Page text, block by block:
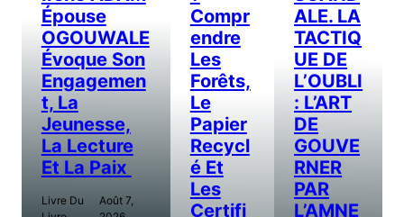
Épouse
OGOUWALE
Évoque Son
Engagemen
T, La
Jeunesse,
La Lecture
Et La Paix
Livre Du
Août 7,
Compr
Endre
Les
Forêts,
Le
Papier
Recycl
É Et
Les
Certifi
ALE. LA
TACTIQ
UE DE
L’OUBLI
: L’ART
DE
GOUVE
RNER
PAR
L’AMNE